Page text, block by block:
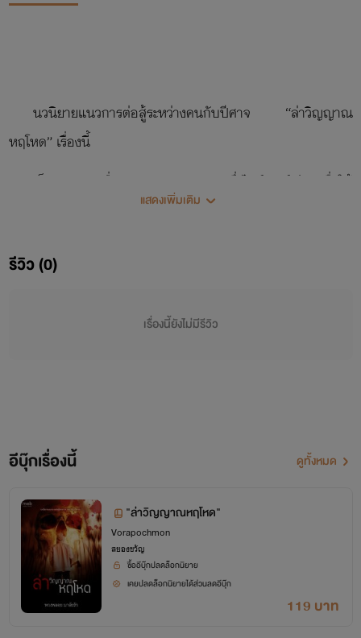
นวนิยายแนวการต่อสู้ระหว่างคนกับปีศาจ “ล่าวิญญาณ
หฤโหด” เรื่องนี้
เป็นนวนิยายเรื่องยาวขนาดกลาง ซึ่งไรท์เตอร์เขียนเพื่อให้
อ่านกันเล่นๆสนุกสนาน และความบันเทิงโดยเฉพาะเท่านั้น ตัว
ทั้งสิ้น
“พวงพลอย มาลัยรัก”
แสดงเพิ่มเติม
รีวิว (0)
เรื่องนี้ยังไม่มีรีวิว
อีบุ๊กเรื่องนี้ ดูทั้งหมด
"ล่าวิญญาณหฤโหด"
Vorapochmon
สยองขวัญ
ซื้ออีบุ๊กปลดล็อกนิยาย
เคยปลดล็อกนิยายได้ส่วนลดอีบุ๊ก
119 บาท